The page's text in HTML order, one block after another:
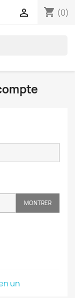
shopping_cart (0)

MONTRER
un